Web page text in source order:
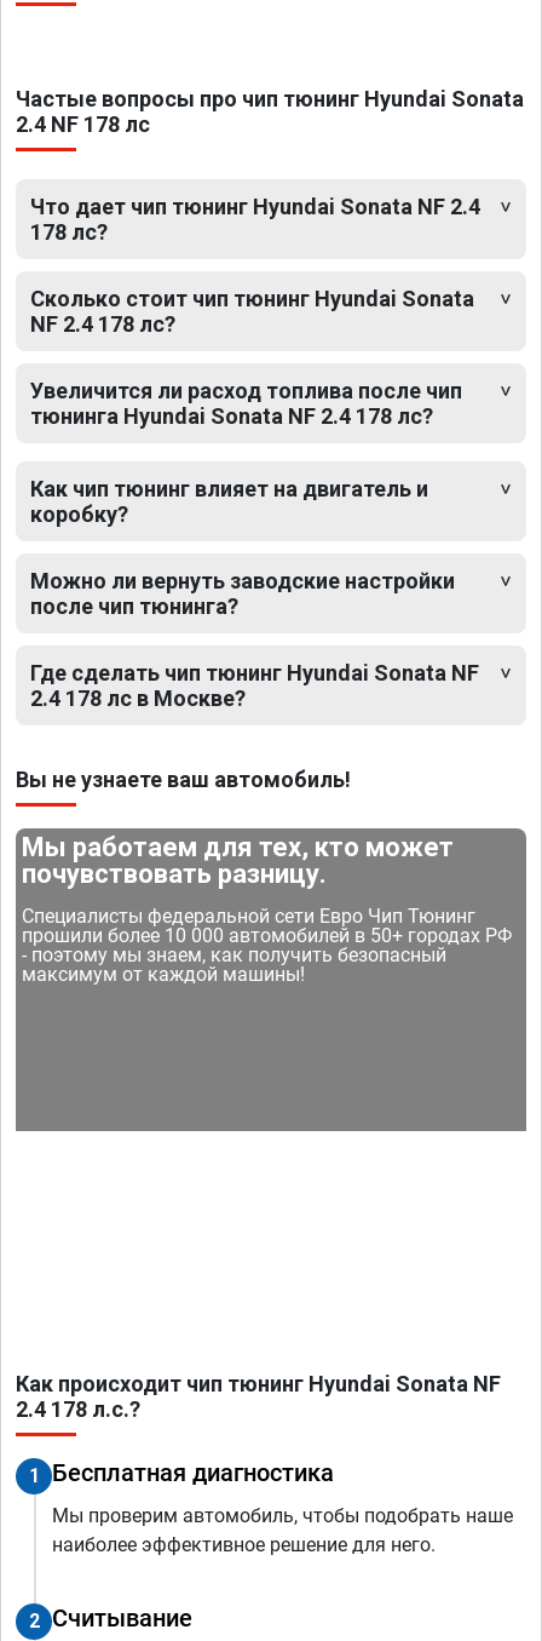
Частые вопросы про чип тюнинг Hyundai Sonata
2.4 NF 178 лс
Что дает чип тюнинг Hyundai Sonata NF 2.4
178 лс?
Сколько стоит чип тюнинг Hyundai Sonata
NF 2.4 178 лс?
Увеличится ли расход топлива после чип
тюнинга Hyundai Sonata NF 2.4 178 лс?
Как чип тюнинг влияет на двигатель и
коробку?
Можно ли вернуть заводские настройки
после чип тюнинга?
Где сделать чип тюнинг Hyundai Sonata NF
2.4 178 лс в Москве?
Вы не узнаете ваш автомобиль!
Мы работаем для тех, кто может
почувствовать разницу.
Специалисты федеральной сети Евро Чип Тюнинг
прошили более 10 000 автомобилей в 50+ городах РФ
- поэтому мы знаем, как получить безопасный
максимум от каждой машины!
Как происходит чип тюнинг Hyundai Sonata NF
2.4 178 л.с.?
1 Бесплатная диагностика
Мы проверим автомобиль, чтобы подобрать наше
наиболее эффективное решение для него.
2 Считывание